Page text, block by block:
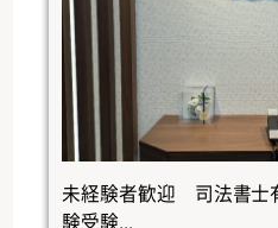
未経験者歓迎 司法書
験受験...